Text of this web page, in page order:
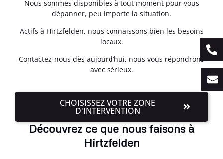
Nous sommes disponibles à tout moment pour vous
dépanner, peu importe la situation.
Actifs à Hirtzfelden, nous connaissons bien les besoins
locaux.
Contactez-nous dès aujourd’hui, nous vous répondrons
avec sérieux.
CHOISISSEZ VOTRE ZONE
D'INTERVENTION
Découvrez ce que nous faisons à
Hirtzfelden